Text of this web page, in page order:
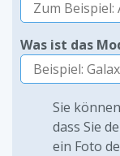
Was ist das
Sie
dass Sie
ein Foto